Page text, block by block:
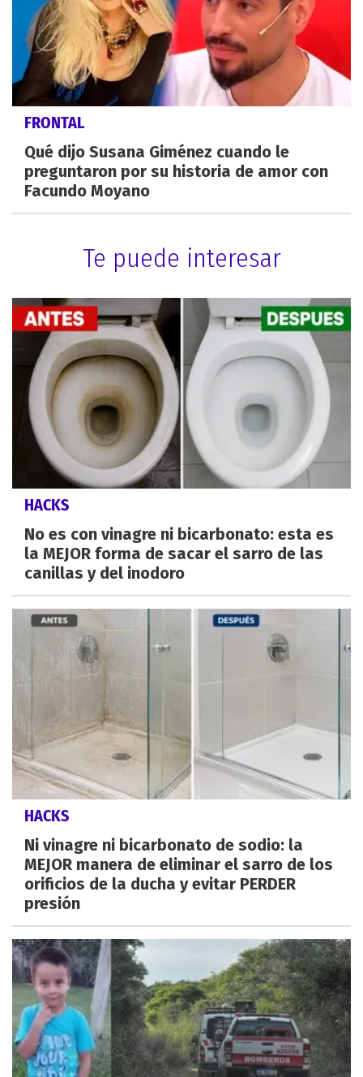
FRONTAL
Qué dijo Susana Giménez cuando le
preguntaron por su historia de amor con
Facundo Moyano
Te puede interesar
HACKS
No es con vinagre ni bicarbonato: esta es
la MEJOR forma de sacar el sarro de las
canillas y del inodoro
HACKS
Ni vinagre ni bicarbonato de sodio: la
MEJOR manera de eliminar el sarro de los
orificios de la ducha y evitar PERDER
presión